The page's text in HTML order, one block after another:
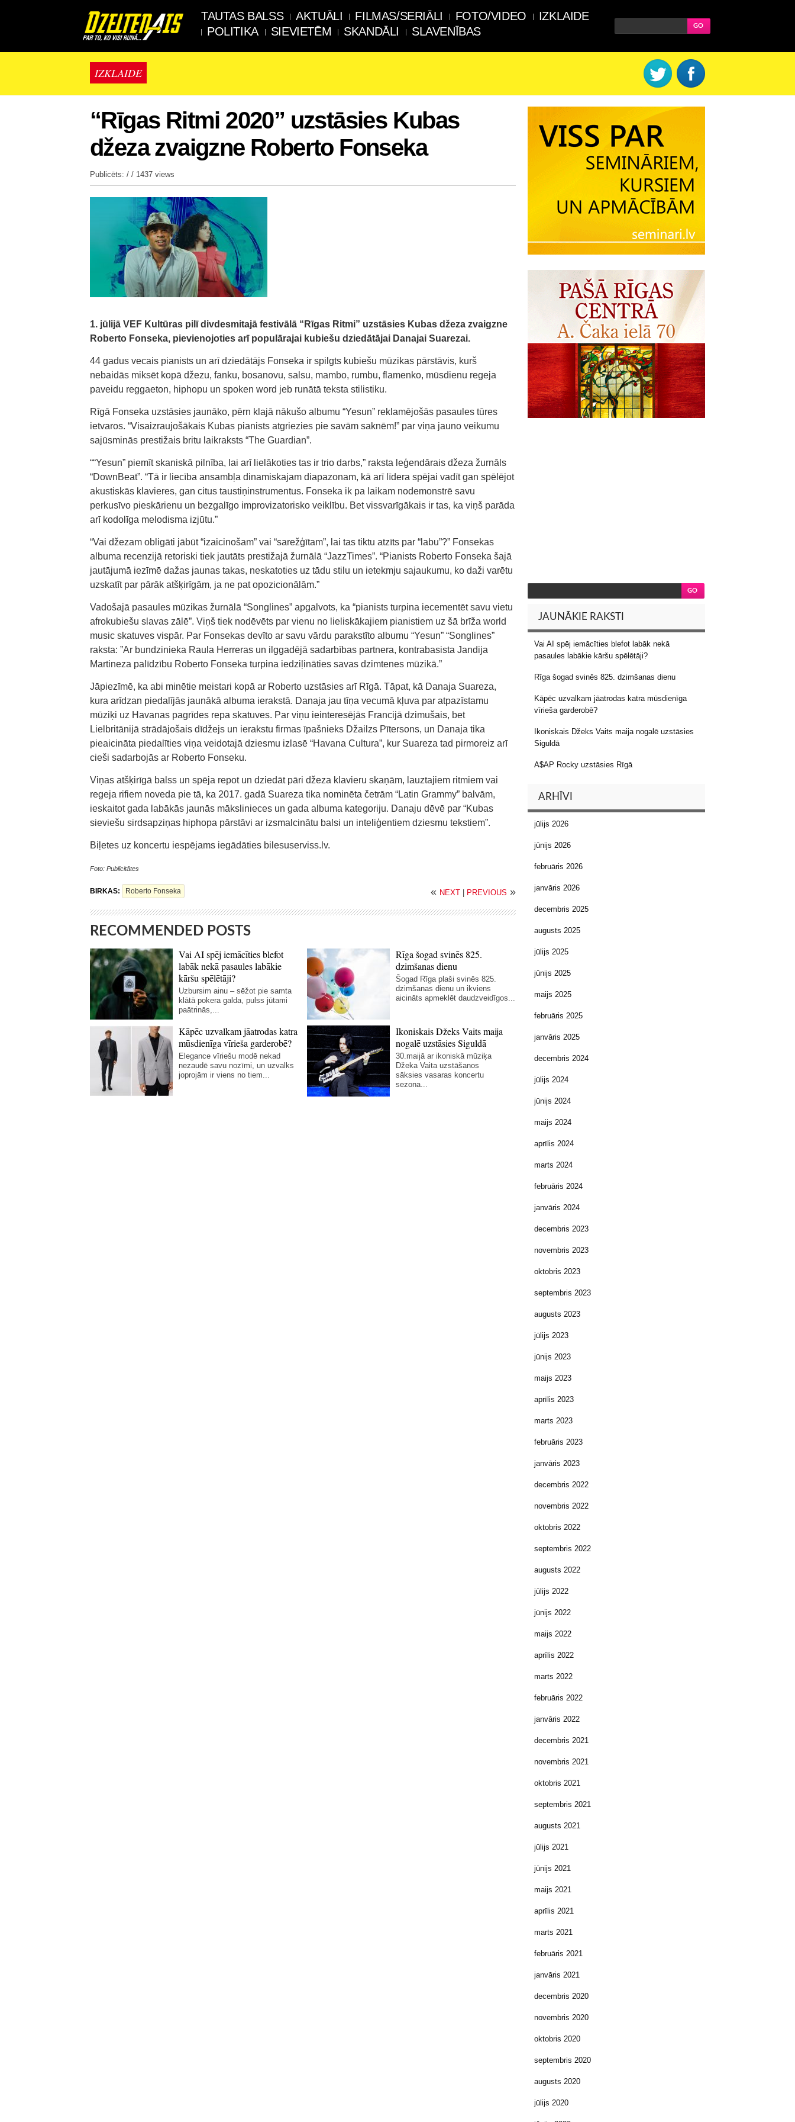
TAUTAS BALSS AKTUĀLI FILMAS/SERIĀLI FOTO/VIDEO
IZKLAIDE
POLITIKA
SIEVIETĒM SKANDĀLI SLAVENĪBAS
IZKLAIDE
“Rīgas Ritmi 2020” uzstāsies Kubas
džeza zvaigzne Roberto Fonseka
Publicēts: / / 1437 views
1. jūlijā VEF Kultūras pilī divdesmitajā festivālā “Rīgas Ritmi” uzstāsies Kubas džeza zvaigzne
Roberto Fonseka, pievienojoties arī populārajai kubiešu dziedātājai Danajai Suarezai.
44 gadus vecais pianists un arī dziedātājs Fonseka ir spilgts kubiešu mūzikas pārstāvis, kurš
nebaidās miksēt kopā džezu, fanku, bosanovu, salsu, mambo, rumbu, flamenko, mūsdienu regeja
paveidu reggaeton, hiphopu un spoken word jeb runātā teksta stilistiku.
Rīgā Fonseka uzstāsies jaunāko, pērn klajā nākušo albumu “Yesun” reklamējošās pasaules tūres
ietvaros. “Visaizraujošākais Kubas pianists atgriezies pie savām saknēm!” par viņa jauno veikumu
sajūsminās prestižais britu laikraksts “The Guardian”.
““Yesun” piemīt skaniskā pilnība, lai arī lielākoties tas ir trio darbs,” raksta leģendārais džeza žurnāls
“DownBeat”. “Tā ir liecība ansambļa dinamiskajam diapazonam, kā arī līdera spējai vadīt gan spēlējot
akustiskās klavieres, gan citus taustiņinstrumentus. Fonseka ik pa laikam nodemonstrē savu
perkusīvo pieskārienu un bezgalīgo improvizatorisko veiklību. Bet vissvarīgākais ir tas, ka viņš parāda
arī kodolīga melodisma izjūtu.”
“Vai džezam obligāti jābūt “izaicinošam” vai “sarežģītam”, lai tas tiktu atzīts par “labu”?” Fonsekas
albuma recenzijā retoriski tiek jautāts prestižajā žurnālā “JazzTimes”. “Pianists Roberto Fonseka šajā
jautājumā iezīmē dažas jaunas takas, neskatoties uz tādu stilu un ietekmju sajaukumu, ko daži varētu
uzskatīt par pārāk atšķirīgām, ja ne pat opozicionālām.”
Vadošajā pasaules mūzikas žurnālā “Songlines” apgalvots, ka “pianists turpina iecementēt savu vietu
afrokubiešu slavas zālē”. Viņš tiek nodēvēts par vienu no lieliskākajiem pianistiem uz šā brīža world
music skatuves vispār. Par Fonsekas devīto ar savu vārdu parakstīto albumu “Yesun” “Songlines”
raksta: ”Ar bundzinieka Raula Herreras un ilggadējā sadarbības partnera, kontrabasista Jandija
Martineza palīdzību Roberto Fonseka turpina iedziļināties savas dzimtenes mūzikā.”
Jāpiezīmē, ka abi minētie meistari kopā ar Roberto uzstāsies arī Rīgā. Tāpat, kā Danaja Suareza,
kura arīdzan piedalījās jaunākā albuma ierakstā. Danaja jau tīņa vecumā kļuva par atpazīstamu
mūziķi uz Havanas pagrīdes repa skatuves. Par viņu ieinteresējās Francijā dzimušais, bet
Lielbritānijā strādājošais dīdžejs un ierakstu firmas īpašnieks Džailzs Pītersons, un Danaja tika
pieaicināta piedalīties viņa veidotajā dziesmu izlasē “Havana Cultura”, kur Suareza tad pirmoreiz arī
cieši sadarbojās ar Roberto Fonseku.
Viņas atšķirīgā balss un spēja repot un dziedāt pāri džeza klavieru skaņām, lauztajiem ritmiem vai
regeja rifiem noveda pie tā, ka 2017. gadā Suareza tika nominēta četrām “Latin Grammy” balvām,
ieskaitot gada labākās jaunās mākslinieces un gada albuma kategoriju. Danaju dēvē par “Kubas
sieviešu sirdsapziņas hiphopa pārstāvi ar izsmalcinātu balsi un inteliģentiem dziesmu tekstiem”.
Biļetes uz koncertu iespējams iegādāties bilesuserviss.lv.
Foto: Publicitātes
BIRKAS: Roberto Fonseka « NEXT PREVIOUS »
RECOMMENDED POSTS
Vai AI spēj iemācīties blefot
labāk nekā pasaules labākie
kāršu spēlētāji?
Uzbursim ainu – sēžot pie samta
klātā pokera galda, pulss jūtami
paātrinās,...
Rīga šogad svinēs 825.
dzimšanas dienu
Šogad Rīga plaši svinēs 825.
dzimšanas dienu un ikviens
aicināts apmeklēt daudzveidīgos...
Kāpēc uzvalkam jāatrodas katra
mūsdienīga vīrieša garderobē?
Elegance vīriešu modē nekad
nezaudē savu nozīmi, un uzvalks
joprojām ir viens no tiem...
Ikoniskais Džeks Vaits maija
nogalē uzstāsies Siguldā
30.maijā ar ikoniskā mūziķa
Džeka Vaita uzstāšanos
sāksies vasaras koncertu
sezona...
JAUNĀKIE RAKSTI
Vai AI spēj iemācīties blefot labāk nekā
pasaules labākie kāršu spēlētāji?
Rīga šogad svinēs 825. dzimšanas dienu
Kāpēc uzvalkam jāatrodas katra mūsdienīga
vīrieša garderobē?
Ikoniskais Džeks Vaits maija nogalē uzstāsies
Siguldā
A$AP Rocky uzstāsies Rīgā
ARHĪVI
jūlijs 2026
jūnijs 2026
februāris 2026
janvāris 2026
decembris 2025
augusts 2025
jūlijs 2025
jūnijs 2025
maijs 2025
februāris 2025
janvāris 2025
decembris 2024
jūlijs 2024
jūnijs 2024
maijs 2024
aprīlis 2024
marts 2024
februāris 2024
janvāris 2024
decembris 2023
novembris 2023
oktobris 2023
septembris 2023
augusts 2023
jūlijs 2023
jūnijs 2023
maijs 2023
aprīlis 2023
marts 2023
februāris 2023
janvāris 2023
decembris 2022
novembris 2022
oktobris 2022
septembris 2022
augusts 2022
jūlijs 2022
jūnijs 2022
maijs 2022
aprīlis 2022
marts 2022
februāris 2022
janvāris 2022
decembris 2021
novembris 2021
oktobris 2021
septembris 2021
augusts 2021
jūlijs 2021
jūnijs 2021
maijs 2021
aprīlis 2021
marts 2021
februāris 2021
janvāris 2021
decembris 2020
novembris 2020
oktobris 2020
septembris 2020
augusts 2020
jūlijs 2020